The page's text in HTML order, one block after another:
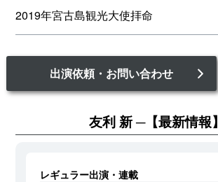
2019年宮古島観光大使拝命
出演依頼・お問い合わせ
友利 新 【最新情報】
レギュラー出演・連載